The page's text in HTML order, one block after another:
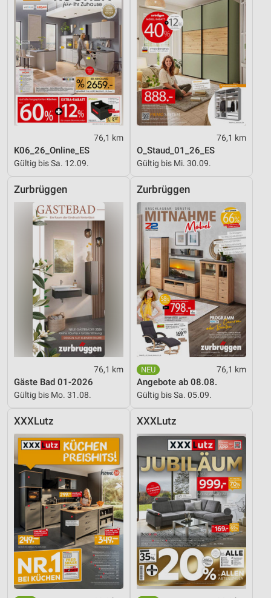
76,1 km
K06_26_Online_ES
Gültig bis Sa. 12.09.
76,1 km
O_Staud_01_26_ES
Gültig bis Mi. 30.09.
Zurbrüggen
76,1 km
Gäste Bad 01-2026
Gültig bis Mo. 31.08.
Zurbrüggen
76,1 km
Angebote ab 08.08.
Gültig bis Sa. 05.09.
XXXLutz XXXLutz
IAB-Besonderheiten:
Verwendung genauer Standortdaten
Geräte anhand von aktiv angeforderten
Informationen identifizieren
Nicht-IAB-Verarbeitungszwecke:
Notwendig
Performance
Funktional
Werbung